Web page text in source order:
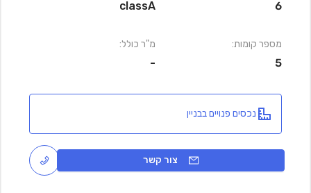
6
מספר קומות:
5
classA
מ"ר כולל:
-
נכסים פנויים בבניין
צור קשר